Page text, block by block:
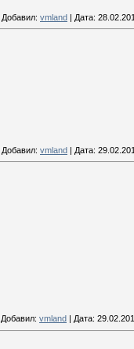
Добавил: vmland | Дата:
Добавил: vmland | Дата:
Добавил: vmland Дата: